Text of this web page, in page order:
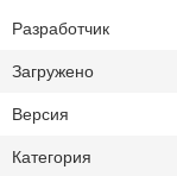
Разработчик
Загружено
Версия
Категория